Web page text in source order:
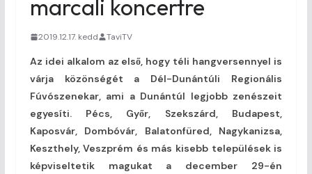
marcali koncertre
2019.12.17. kedd TaviTV
Az idei alkalom az első, hogy téli hangversennyel is
várja közönségét a Dél-Dunántúli Regionális
Fúvószenekar, ami a Dunántúl legjobb zenészeit
egyesíti. Pécs, Győr, Szekszárd, Budapest,
Kaposvár, Dombóvár, Balatonfüred, Nagykanizsa,
Keszthely, Veszprém és más kisebb települések is
képviseltetik magukat a december 29-én